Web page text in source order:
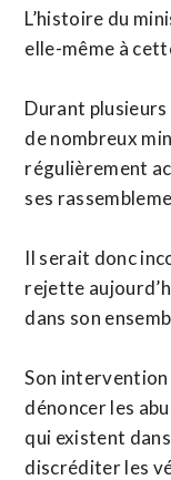
L’histoire du
elle-même à
Durant plusieurs
de nombreux
régulièrement
ses
Il serait donc
rejette
dans son
Son
dénoncer les
qui existent
discréditer les